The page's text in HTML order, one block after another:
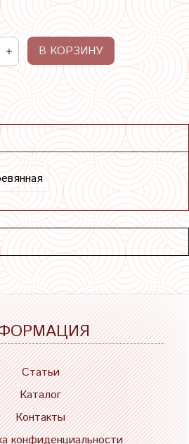
В КОРЗИНУ
Статьи
Каталог
Контакты
конфиденциальности